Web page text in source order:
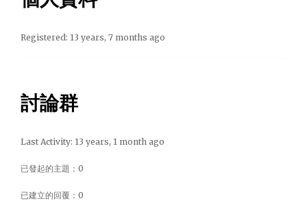
Registered: 13 years, 7 months ago
討論群
Last Activity: 13 years, 1 month ago
已發起的主題：0
已建立的回覆：0